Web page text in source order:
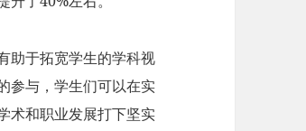
助于拓宽学生的学科视
参与，学生们可以在实
术和职业发展打下坚实